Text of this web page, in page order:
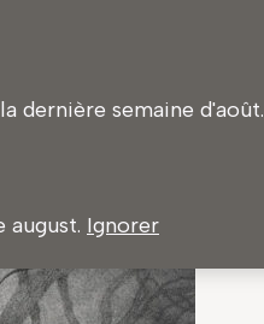
dernière semaine d'août.
Ignorer